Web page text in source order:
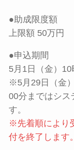
●助成限度額
上限額 50万円
●申込期間
5月1日（金）
※5月29日（金
00分まではシス
す。
※先着順により
付を終了します。